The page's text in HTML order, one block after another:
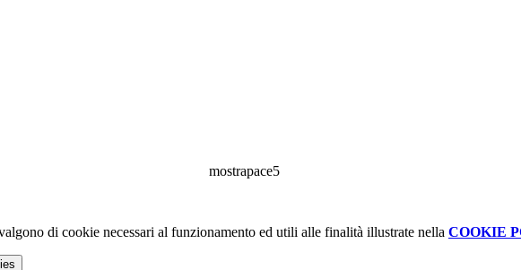
di cookie necessari al funzionamento ed utili alle finalità illustrate nella COOKIE